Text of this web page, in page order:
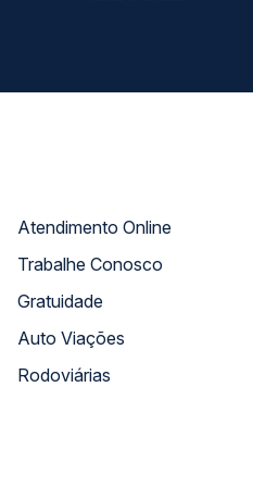
Atendimento Online
Trabalhe Conosco
Gratuidade
Auto Viações
Rodoviárias